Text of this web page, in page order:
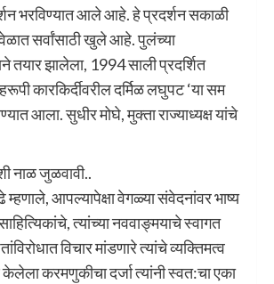
भरविण्यात आले आहे. हे प्रदर्शन सकाळी
वेळात सर्वांसाठी खुले आहे. पुलंच्या
तयार झालेला, 1994 साली प्रदर्शित
कारकिर्दीवरील दर्मिळ लघुपट ‌‘या सम
आला. सुधीर मोघे, मुक्ता राज्याध्यक्ष यांचे
नाळ जुळवावी..
आपल्यापेक्षा वेगळ्या संवेदनांवर भाष्य
त्यांच्या नववाङ्मयाचे स्वागत
विचार मांडणारे त्यांचे व्यक्तिमत्व
केलेला करमणुकीचा दर्जा त्यांनी स्वत:चा एका